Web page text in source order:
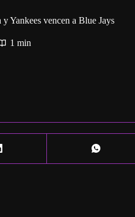
Yankees vencen a Blue Jays
1 min